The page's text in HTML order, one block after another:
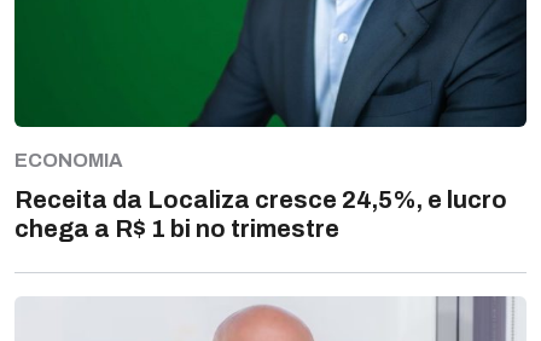
ECONOMIA
Receita da Localiza cresce 24,5%, e lucro
chega a R$ 1 bi no trimestre